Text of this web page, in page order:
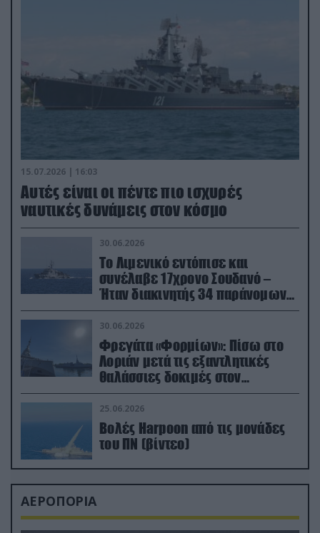
15.07.2026 | 16:03
Aυτές είναι οι πέντε πιο ισχυρές
ναυτικές δυνάμεις στον κόσμο
30.06.2026
Το Λιμενικό εντόπισε και
συνέλαβε 17χρονο Σουδανό –
Ήταν διακινητής 34 παράνομων
μεταναστών
30.06.2026
Φρεγάτα «Φορμίων»: Πίσω στο
Λοριάν μετά τις εξαντλητικές
θαλάσσιες δοκιμές στον
απαιτητικό Βισκαϊκό
25.06.2026
Βολές Harpoon από τις μονάδες
του ΠΝ (βίντεο)
ΑΕΡΟΠΟΡΙΑ